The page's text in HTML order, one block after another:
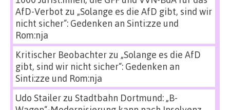
AfD-Verbot zu „Solange es die AfD gibt, sind wir
nicht sicher“: Gedenken an Sinti:zze und
Rom:nja
Kritischer Beobachterzu „Solange es die AfD
gibt, sind wir nicht sicher“: Gedenken an
Sinti:zze und Rom:nja
Udo Stailerzu Stadtbahn Dortmund: „B-